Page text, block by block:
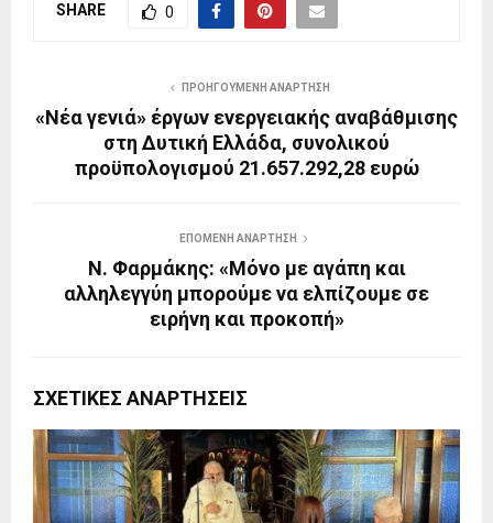
SHARE 0
ΠΡΟΗΓΟΎΜΕΝΗ ΑΝΆΡΤΗΣΗ
«Νέα γενιά» έργων ενεργειακής αναβάθμισης
στη Δυτική Ελλάδα, συνολικού
προϋπολογισμού 21.657.292,28 ευρώ
ΕΠΌΜΕΝΗ ΑΝΆΡΤΗΣΗ
Ν. Φαρμάκης: «Μόνο με αγάπη και
αλληλεγγύη μπορούμε να ελπίζουμε σε
ειρήνη και προκοπή»
ΣΧΕΤΙΚΈΣ ΑΝΑΡΤΉΣΕΙΣ